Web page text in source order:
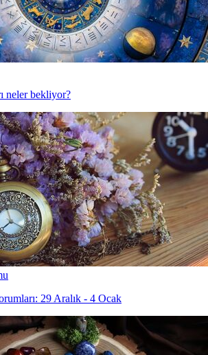
neler bekliyor?
29 Aralık - 4 Ocak